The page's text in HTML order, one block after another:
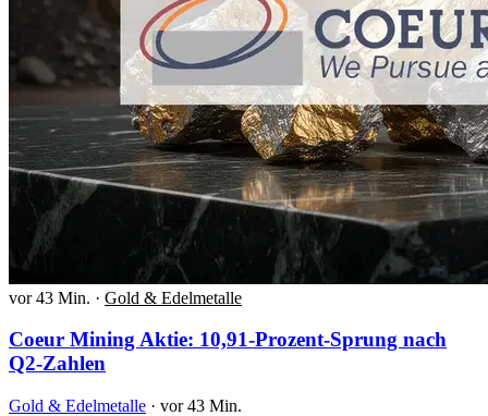
vor 43 Min. · Gold & Edelmetalle
Coeur Mining Aktie: 10,91-Prozent-Sprung nach
Q2-Zahlen
Gold & Edelmetalle · vor 43 Min.